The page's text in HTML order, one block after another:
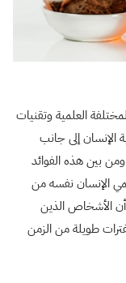
العلمية وتقنيات
الإنسان إلى جانب
بين هذه الفوائد
الإنسان نفسه من
أن الأشخاص الذين
طويلة من الزمن